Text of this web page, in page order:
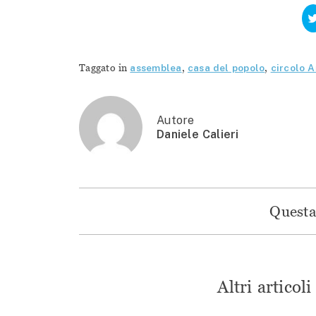
Taggato in assemblea, casa del popolo, circolo
Autore
Daniele Calieri
Altri articoli